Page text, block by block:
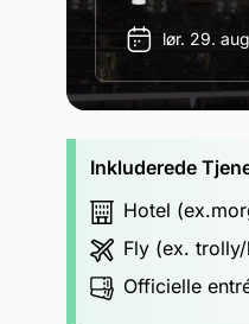
lør. 29.
Inkluderede
Hotel
Fly (ex.
Officielle